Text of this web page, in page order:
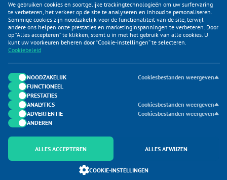
KLANTENSERVICE
CATEGORIEËN
DUIJVELAAR E-COMMERCE
CONTACTEN
Onderdeel van Duijvelaar E-commerce
We gebruiken cookies en soortgelijke trackingtechnologieën om uw surfervaring
te verbeteren, het verkeer op de site te analyseren en inhoud te personaliseren.
Sommige cookies zijn noodzakelijk voor de functionaliteit van de site, terwijl
andere ons helpen onze prestaties en marketinginspanningen te verbeteren. Door
op “Alles accepteren” te klikken, stemt u in met het gebruik van alle cookies. U
kunt uw voorkeuren beheren door “Cookie-instellingen” te selecteren.
Cookiebeleid
NOODZAKELIJK
Cookiesbestanden weergeven
FUNCTIONEEL
PRESTATIES
ANALYTICS
Cookiesbestanden weergeven
ADVERTENTIE
Cookiesbestanden weergeven
ANDEREN
ALLES ACCEPTEREN ALLES AFWIJZEN
COOKIE-INSTELLINGEN